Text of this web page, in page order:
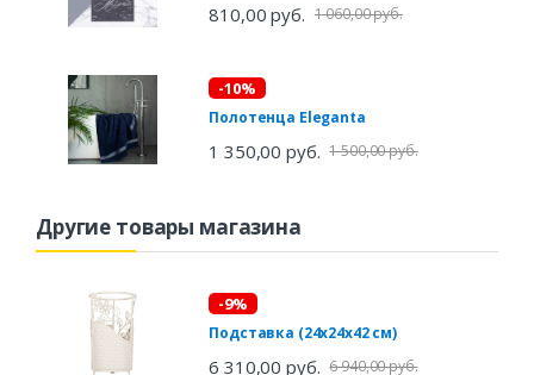
810,00 руб. 1 060,00 руб.
-10%
Полотенца Eleganta
1 350,00 руб. 1 500,00 руб.
Другие товары магазина
-9%
Подставка (24х24х42 см)
6 310,00 руб. 6 940,00 руб.